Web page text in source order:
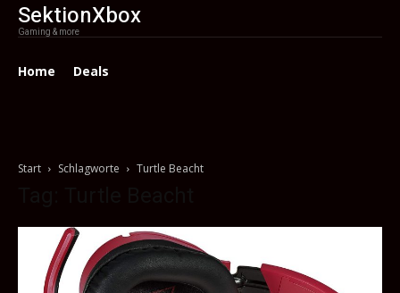
SektionXbox
Gaming & more
Home Deals
Start Schlagworte Turtle Beacht